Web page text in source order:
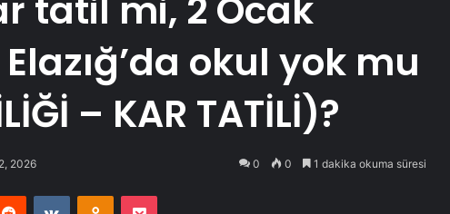
tatil mi, 2 Ocak
okul yok mu
– KAR TATİLİ)?
2026 0 0 1 dakika okuma süresi
Reddit VKontakteOdnoklassniki
Pocket